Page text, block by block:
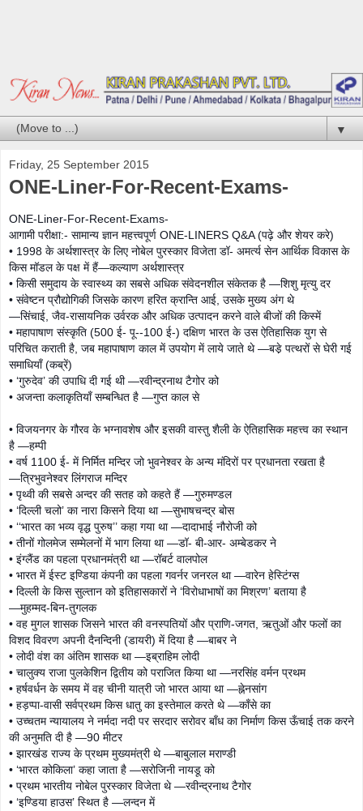
▼
Friday, 25 September 2015
ONE-Liner-For-Recent-Exams-
ONE-Liner-For-Recent-Exams-
आगामी परीक्षा:- सामान्य ज्ञान महत्त्वपूर्ण ONE-LINERS Q&A (पढ़े और शेयर करे)
• 1998 के अर्थशास्त्र के लिए नोबेल पुरस्कार विजेता डॉ- अमर्त्य सेन आर्थिक विकास के
किस मॉडल के पक्ष में हैं—कल्याण अर्थशास्त्र
• किसी समुदाय के स्वास्थ्य का सबसे अधिक संवेदनशील संकेतक है —शिशु मृत्यु दर
• संवेष्टन प्रौद्योगिकी जिसके कारण हरित क्रान्ति आई, उसके मुख्य अंग थे
—सिंचाई, जैव-रासायनिक उर्वरक और अधिक उत्पादन करने वाले बीजों की किस्में
• महापाषाण संस्कृति (500 ई- पू--100 ई-) दक्षिण भारत के उस ऐतिहासिक युग से
परिचित कराती है, जब महापाषाण काल में उपयोग में लाये जाते थे —बडे़ पत्थरों से घेरी गई
समाधियाँ (कब्रें)
• ‘गुरुदेव’ की उपाधि दी गई थी —रवीन्द्रनाथ टैगोर को
• अजन्ता कलाकृतियाँ सम्बन्धित है —गुप्त काल से
• विजयनगर के गौरव के भग्नावशेष और इसकी वास्तु शैली के ऐतिहासिक महत्त्व का स्थान
है —हम्पी
• वर्ष 1100 ई- में निर्मित मन्दिर जो भुवनेश्वर के अन्य मंदिरों पर प्रधानता रखता है
—त्रिभुवनेश्वर लिंगराज मन्दिर
• पृथ्वी की सबसे अन्दर की सतह को कहते हैं —गुरुमण्डल
• ‘दिल्ली चलो’ का नारा किसने दिया था —सुभाषचन्द्र बोस
• ‘‘भारत का भव्य वृद्ध पुरुष’’ कहा गया था —दादाभाई नौरोजी को
• तीनों गोलमेज सम्मेलनों में भाग लिया था —डॉ- बी-आर- अम्बेडकर ने
• इंग्लैंड का पहला प्रधानमंत्री था —रॉबर्ट वालपोल
• भारत में ईस्ट इण्डिया कंपनी का पहला गवर्नर जनरल था —वारेन हेस्टिंग्स
• दिल्ली के किस सुल्तान को इतिहासकारों ने ‘विरोधाभाषों का मिश्रण’ बताया है
—मुहम्मद-बिन-तुगलक
• वह मुगल शासक जिसने भारत की वनस्पतियों और प्राणि-जगत, ऋतुओं और फलों का
विशद विवरण अपनी दैनन्दिनी (डायरी) में दिया है —बाबर ने
• लोदी वंश का अंतिम शासक था —इब्राहिम लोदी
• चालुक्य राजा पुलकेशिन द्वितीय को पराजित किया था —नरसिंह वर्मन प्रथम
• हर्षवर्धन के समय में वह चीनी यात्री जो भारत आया था —ह्नेनसांग
• हड़प्पा-वासी सर्वप्रथम किस धातु का इस्तेमाल करते थे —काँसे का
• उच्चतम न्यायालय ने नर्मदा नदी पर सरदार सरोवर बाँध का निर्माण किस ऊँचाई तक करने
की अनुमति दी है —90 मीटर
• झारखंड राज्य के प्रथम मुख्यमंत्री थे —बाबुलाल मराण्डी
• ‘भारत कोकिला’ कहा जाता है —सरोजिनी नायडू को
• प्रथम भारतीय नोबेल पुरस्कार विजेता थे —रवीन्द्रनाथ टैगोर
• ‘इण्डिया हाउस’ स्थित है —लन्दन में